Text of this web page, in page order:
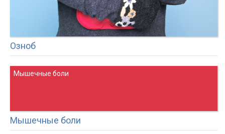
Озноб
Мышечные боли
Мышечные боли